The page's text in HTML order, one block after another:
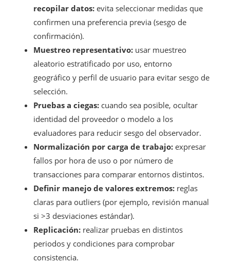
recopilar datos: evita seleccionar medidas que
confirmen una preferencia previa (sesgo de
confirmación).
Muestreo representativo: usar muestreo
aleatorio estratificado por uso, entorno
geográfico y perfil de usuario para evitar sesgo de
selección.
Pruebas a ciegas: cuando sea posible, ocultar
identidad del proveedor o modelo a los
evaluadores para reducir sesgo del observador.
Normalización por carga de trabajo: expresar
fallos por hora de uso o por número de
transacciones para comparar entornos distintos.
Definir manejo de valores extremos: reglas
claras para outliers (por ejemplo, revisión manual
si >3 desviaciones estándar).
Replicación: realizar pruebas en distintos
periodos y condiciones para comprobar
consistencia.